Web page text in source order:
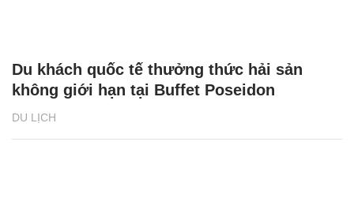
DU LỊCH
Du khách quốc tế thưởng thức hải sản
không giới hạn tại Buffet Poseidon